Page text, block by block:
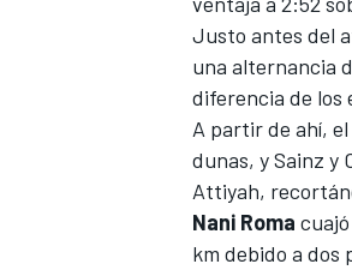
Justo antes del
una alternancia
diferencia de los
A partir de ahí,
dunas, y Sainz y
Attiyah,
Nani Roma
km debido a dos